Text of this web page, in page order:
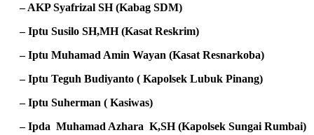
– AKP Syafrizal SH (Kabag SDM)
– Iptu Susilo SH,MH (Kasat Reskrim)
– Iptu Muhamad Amin Wayan (Kasat Resnarkoba)
– Iptu Teguh Budiyanto ( Kapolsek Lubuk Pinang)
– Iptu Suherman ( Kasiwas)
– Ipda Muhamad Azhara K,SH (Kapolsek Sungai Rumbai)